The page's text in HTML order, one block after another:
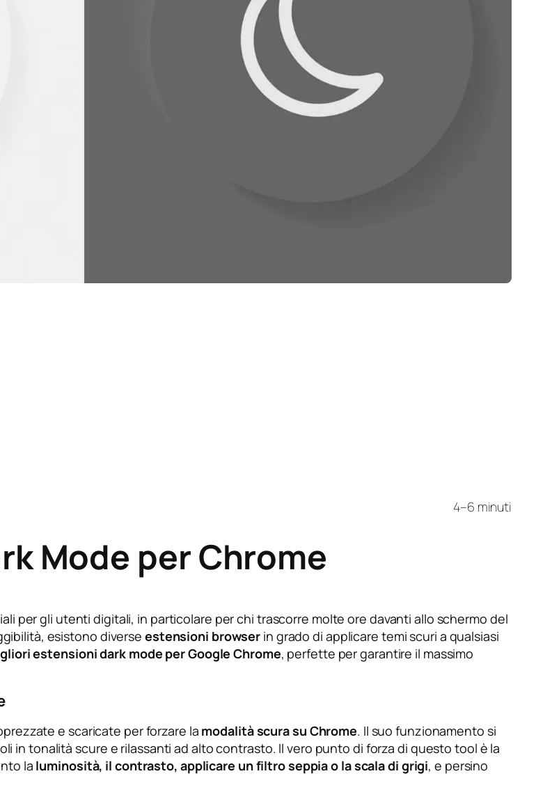
4–6 minuti
Mode per Chrome
per gli utenti digitali, in particolare per chi trascorre molte ore davanti allo schermo del
esistono diverse estensioni browser in grado di applicare temi scuri a qualsiasi
estensioni dark mode per Google Chrome, perfette per garantire il massimo
e scaricate per forzare la modalità scura su Chrome. Il suo funzionamento si
in tonalità scure e rilassanti ad alto contrasto. Il vero punto di forza di questo tool è la
la luminosità, il contrasto, applicare un filtro seppia o la scala di grigi, e persino